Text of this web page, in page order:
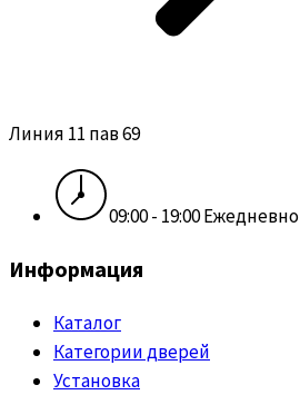
Линия 11 пав 69
09:00 - 19:00 Ежедневно
Информация
Каталог
Категории дверей
Установка